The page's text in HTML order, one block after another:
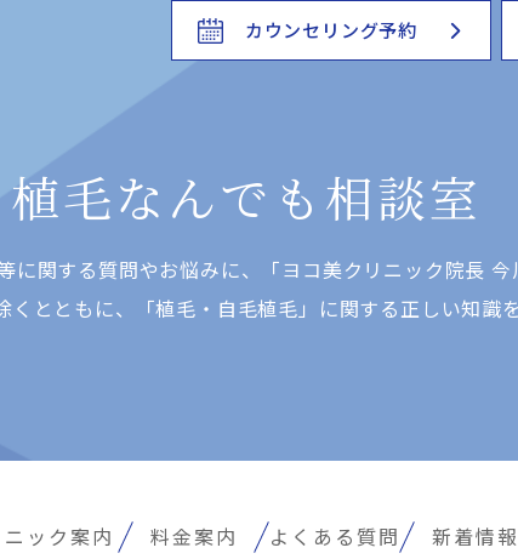
カウンセリング予約
植毛なんでも相談室
関する質問やお悩みに、「ヨコ美クリニック院⻑ 今
とともに、「植⽑・⾃⽑植⽑」に関する正しい知識
ック案内 料金案内 よくある質問 新着情報